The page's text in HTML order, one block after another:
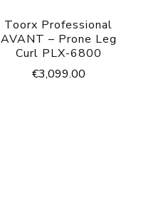
Toorx Professional
AVANT – Prone Leg
Curl PLX-6800
€3,099.00